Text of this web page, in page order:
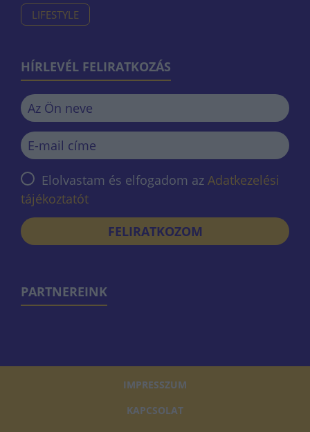
LIFESTYLE
HÍRLEVÉL FELIRATKOZÁS
Elolvastam és elfogadom az Adatkezelési
tájékoztatót
FELIRATKOZOM
PARTNEREINK
IMPRESSZUM
KAPCSOLAT